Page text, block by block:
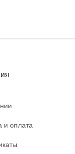
и оплата